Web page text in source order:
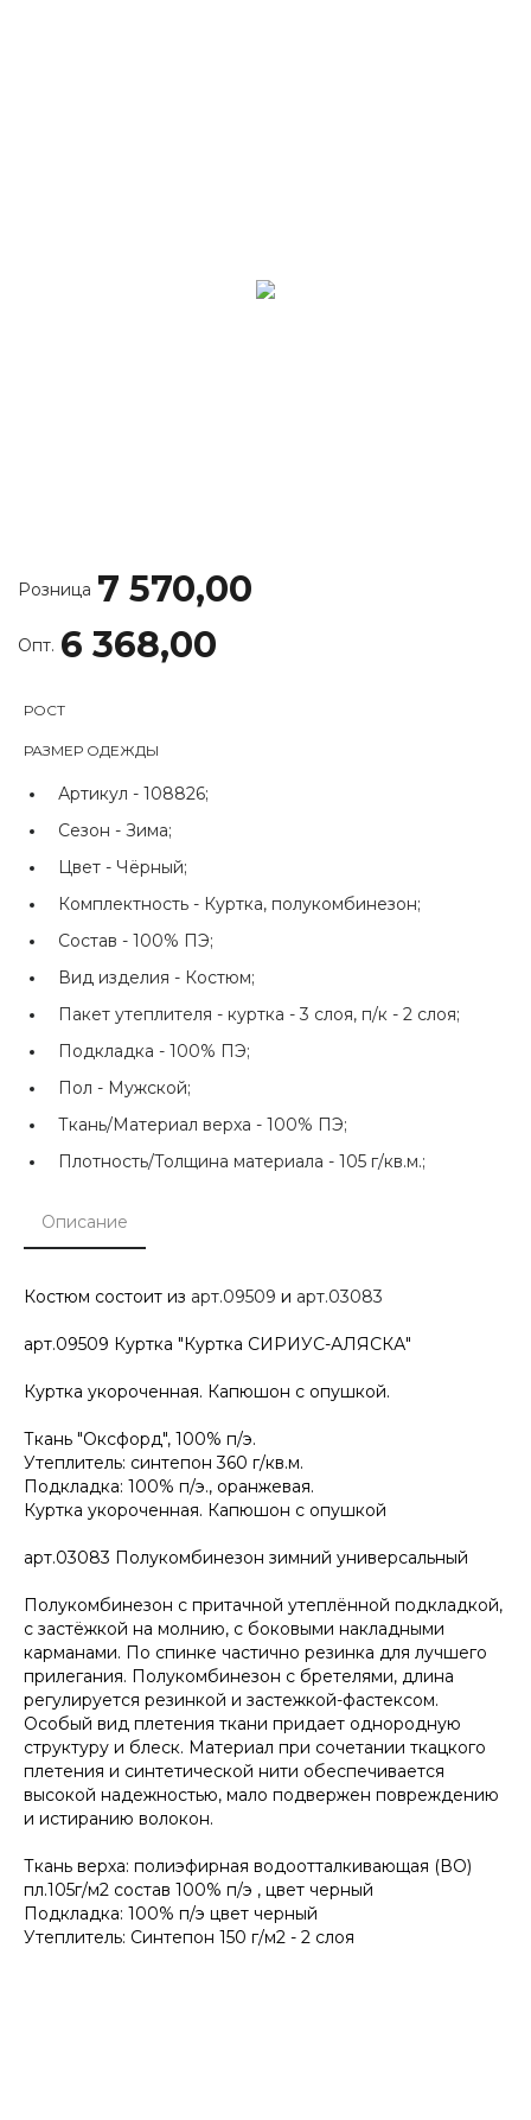
Розница 7 570,00
Опт. 6 368,00
РОСТ
РАЗМЕР ОДЕЖДЫ
Артикул - 108826;
Сезон - Зима;
Цвет - Чёрный;
Комплектность - Куртка, полукомбинезон;
Состав - 100% ПЭ;
Вид изделия - Костюм;
Пакет утеплителя - куртка - 3 слоя, п/к - 2 слоя;
Подкладка - 100% ПЭ;
Пол - Мужской;
Ткань/Материал верха - 100% ПЭ;
Плотность/Толщина материала - 105 г/кв.м.;
Описание
Костюм состоит из арт.09509 и арт.03083
арт.09509 Куртка "Куртка СИРИУС-АЛЯСКА"
Куртка укороченная. Капюшон с опушкой.
Ткань "Оксфорд", 100% п/э.
Утеплитель: синтепон 360 г/кв.м.
Подкладка: 100% п/э., оранжевая.
Куртка укороченная. Капюшон с опушкой
арт.03083 Полукомбинезон зимний универсальный
Полукомбинезон с притачной утеплённой подкладкой,
с застёжкой на молнию, с боковыми накладными
карманами. По спинке частично резинка для лучшего
прилегания. Полукомбинезон с бретелями, длина
регулируется резинкой и застежкой-фастексом.
Особый вид плетения ткани придает однородную
структуру и блеск. Материал при сочетании ткацкого
плетения и синтетической нити обеспечивается
высокой надежностью, мало подвержен повреждению
и истиранию волокон.
Ткань верха: полиэфирная водоотталкивающая (ВО)
пл.105г/м2 состав 100% п/э , цвет черный
Подкладка: 100% п/э цвет черный
Утеплитель: Синтепон 150 г/м2 - 2 слоя